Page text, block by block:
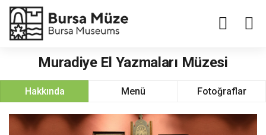
Enabled
Muradiye El Yazmaları Müzesi
Hakkında Menü Fotoğraflar